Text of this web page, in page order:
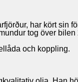
har kört sin
tog över
och koppling.